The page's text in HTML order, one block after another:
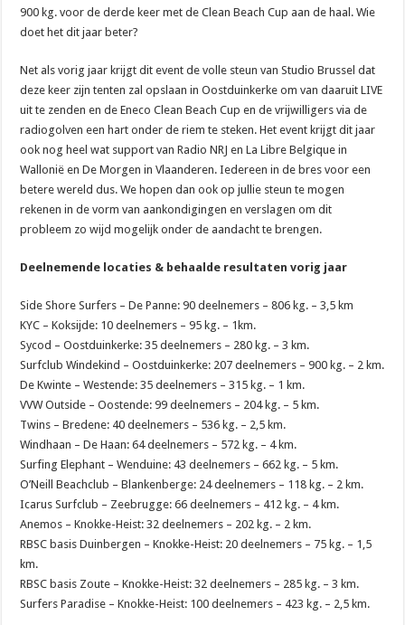
900 kg. voor de derde keer met de Clean Beach Cup aan de haal. Wie
doet het dit jaar beter?
Net als vorig jaar krijgt dit event de volle steun van Studio Brussel dat
deze keer zijn tenten zal opslaan in Oostduinkerke om van daaruit LIVE
uit te zenden en de Eneco Clean Beach Cup en de vrijwilligers via de
radiogolven een hart onder de riem te steken. Het event krijgt dit jaar
ook nog heel wat support van Radio NRJ en La Libre Belgique in
Wallonië en De Morgen in Vlaanderen. Iedereen in de bres voor een
betere wereld dus. We hopen dan ook op jullie steun te mogen
rekenen in de vorm van aankondigingen en verslagen om dit
probleem zo wijd mogelijk onder de aandacht te brengen.
Deelnemende locaties & behaalde resultaten vorig jaar
Side Shore Surfers – De Panne: 90 deelnemers – 806 kg. – 3,5 km
KYC – Koksijde: 10 deelnemers – 95 kg. – 1km.
Sycod – Oostduinkerke: 35 deelnemers – 280 kg. – 3 km.
Surfclub Windekind – Oostduinkerke: 207 deelnemers – 900 kg. – 2 km.
De Kwinte – Westende: 35 deelnemers – 315 kg. – 1 km.
VVW Outside – Oostende: 99 deelnemers – 204 kg. – 5 km.
Twins – Bredene: 40 deelnemers – 536 kg. – 2,5 km.
Windhaan – De Haan: 64 deelnemers – 572 kg. – 4 km.
Surfing Elephant – Wenduine: 43 deelnemers – 662 kg. – 5 km.
O’Neill Beachclub – Blankenberge: 24 deelnemers – 118 kg. – 2 km.
Icarus Surfclub – Zeebrugge: 66 deelnemers – 412 kg. – 4 km.
Anemos – Knokke-Heist: 32 deelnemers – 202 kg. – 2 km.
RBSC basis Duinbergen – Knokke-Heist: 20 deelnemers – 75 kg. – 1,5
km.
RBSC basis Zoute – Knokke-Heist: 32 deelnemers – 285 kg. – 3 km.
Surfers Paradise – Knokke-Heist: 100 deelnemers – 423 kg. – 2,5 km.